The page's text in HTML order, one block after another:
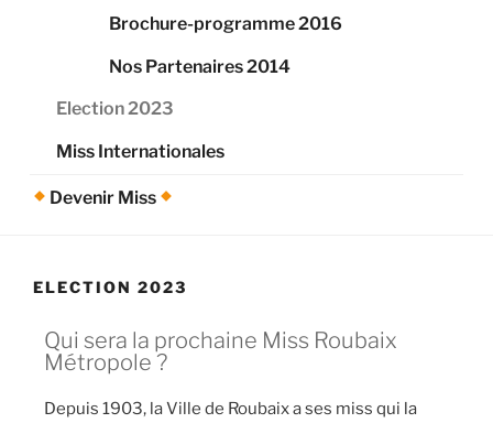
Brochure-programme 2016
Nos Partenaires 2014
Election 2023
Miss Internationales
Devenir Miss
ELECTION 2023
Qui sera la prochaine Miss Roubaix
Métropole ?
Depuis 1903, la Ville de Roubaix a ses miss qui la